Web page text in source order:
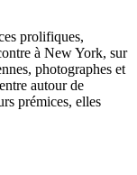
prolifiques,
à New York, sur
photographes et
autour de
prémices, elles